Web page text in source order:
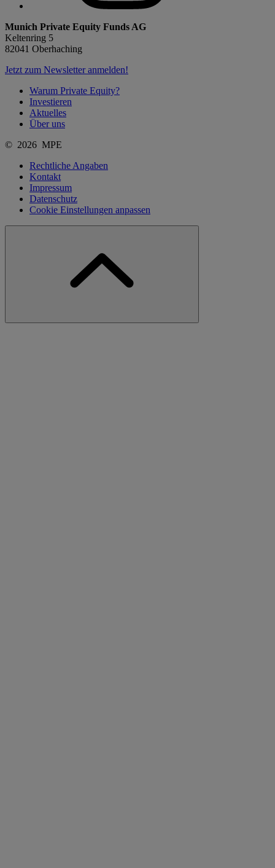
Munich Private Equity Funds AG
Keltenring 5
82041 Oberhaching
Jetzt zum Newsletter anmelden!
Warum Private Equity?
Investieren
Aktuelles
Über uns
© 2026 MPE
Rechtliche Angaben
Kontakt
Impressum
Datenschutz
Cookie Einstellungen anpassen